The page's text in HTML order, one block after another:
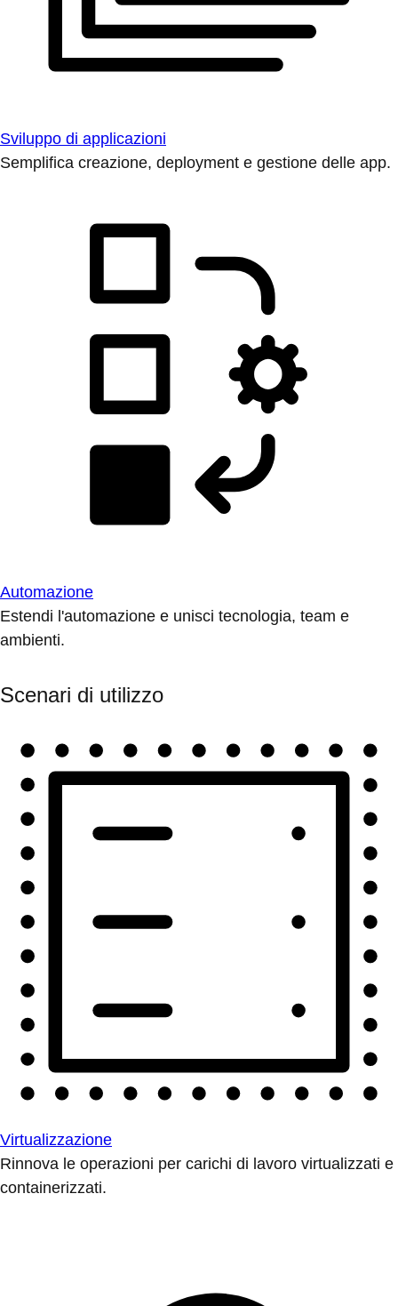
Sviluppo di applicazioni
Semplifica creazione, deployment e gestione delle app.
Automazione
Estendi l'automazione e unisci tecnologia, team e
ambienti.
Scenari di utilizzo
Virtualizzazione
Rinnova le operazioni per carichi di lavoro virtualizzati e
containerizzati.